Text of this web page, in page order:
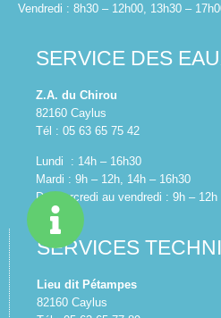
Vendredi : 8h30 – 12h00, 13h30 –
SERVICE DES
Z.A. du Chirou
82160 Caylus
Tél : 05 63 65 75 42
Lundi : 14h – 16h30
Mardi : 9h – 12h, 14h – 16h30
Du mercredi au vendredi : 9h – 12h
SERVICES
Lieu dit Pétampes
82160 Caylus